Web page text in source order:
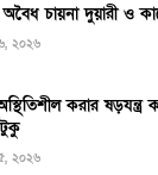
অবৈধ চায়না দুয়ারী ও
২০২৬
করার ষড়যন্ত্র
টুকু
২০২৬